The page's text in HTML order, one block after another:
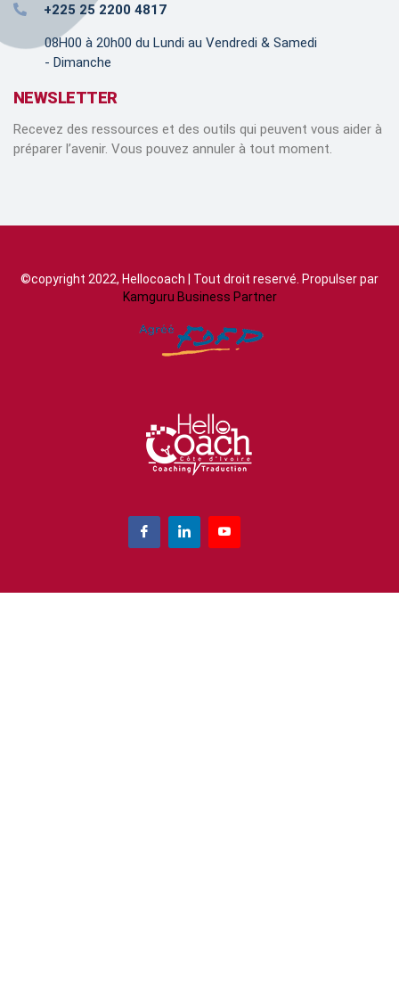
+225 25 2200 4817
08H00 à 20h00 du Lundi au Vendredi & Samedi
- Dimanche
NEWSLETTER
Recevez des ressources et des outils qui peuvent vous aider à
préparer l’avenir. Vous pouvez annuler à tout moment.
©copyright 2022, Hellocoach | Tout droit reservé. Propulser par
Kamguru Business Partner